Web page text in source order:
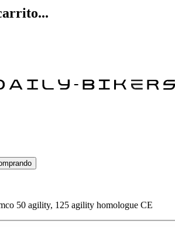
50 agility, 125 agility homologue CE